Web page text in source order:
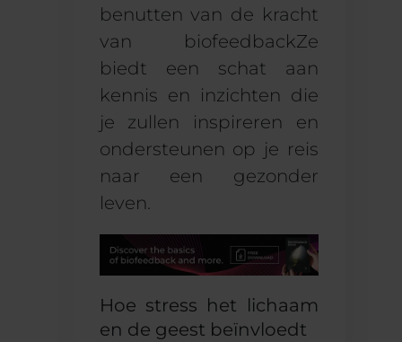
benutten van de kracht
van biofeedbackZe
biedt een schat aan
kennis en inzichten die
je zullen inspireren en
ondersteunen op je reis
naar een gezonder
leven.
Hoe stress het lichaam
en de geest beïnvloedt